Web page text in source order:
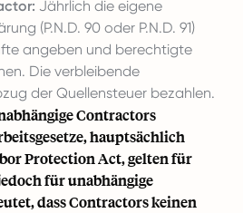
Jährlich die eigene
(P.N.D. 90 oder P.N.D. 91)
angeben und berechtigte
Die verbleibende
der Quellensteuer bezahlen.
Contractors
hauptsächlich
Protection Act, gelten für
für unabhängige
dass Contractors keinen